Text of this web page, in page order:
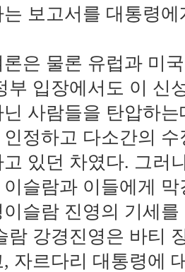
보고서를 대통령
은 물론 유럽과 미
부 입장에서도 이 신
사람들을 탄압하
정하고 다소간의
있던 차였다. 그러
슬람과 이들에게
슬람 진영의 기세
람 강경진영은 바티
자르다리 대통령에